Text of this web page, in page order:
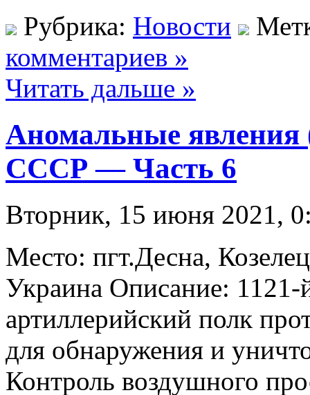
Рубрика: Новости
комментариев »
Читать дальше »
Аномальные явления
СССР — Часть 6
Вторник, 15 июня 2021,
Место: пгт.Десна,
Украина Описание:
артиллерийский полк
для обнаружения и
Контроль воздушного